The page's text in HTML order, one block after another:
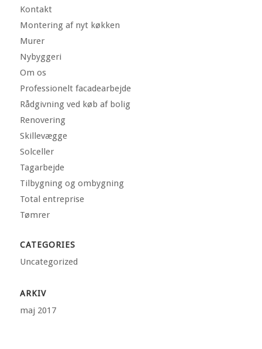
Kontakt
Montering af nyt køkken
Murer
Nybyggeri
Om os
Professionelt facadearbejde
Rådgivning ved køb af bolig
Renovering
Skillevægge
Solceller
Tagarbejde
Tilbygning og ombygning
Total entreprise
Tømrer
CATEGORIES
Uncategorized
ARKIV
maj 2017